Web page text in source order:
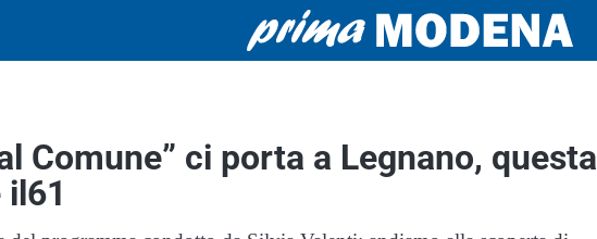
Comune” ci porta a Legnano, questa